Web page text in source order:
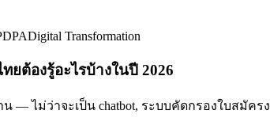
Digital Transformation
ต้องรู้อะไรบ้างในปี 2026
— ไม่ว่าจะเป็น chatbot, ระบบคัดกรองใบสมัค